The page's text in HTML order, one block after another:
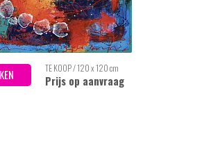
TE KOOP / 120 x 120 cm
Prijs op aanvraag